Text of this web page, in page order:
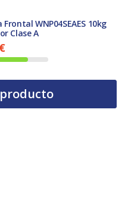
WNP04SEAES 10kg
Clase A
€
El precio actual es: 439,00 €.